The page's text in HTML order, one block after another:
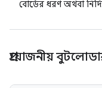
বোর্ডের ধরণ অথবা
প্রয়োজনীয়